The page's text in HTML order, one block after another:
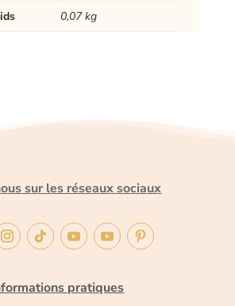
0,07 kg
sur les réseaux sociaux
pratiques